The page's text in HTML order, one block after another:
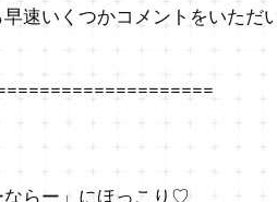
速いくつかコメントをいただ
らー」にほっこり♡